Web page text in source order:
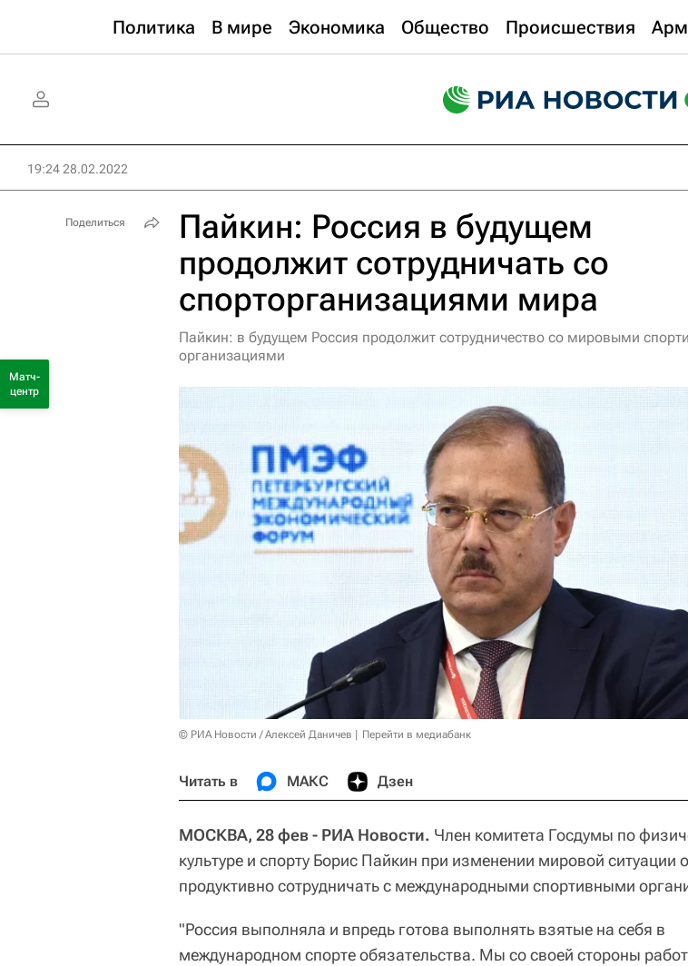
Политика В мире Экономика Общество Происшествия
19:24 28.02.2022
Пайкин: Россия в будущем
продолжит сотрудничать со
спорторганизациями мира
Пайкин: в будущем Россия продолжит сотрудничество со мировыми
организациями
© РИА Новости / Алексей Даничев Перейти в медиабанк
Читать в МАКС Дзен
МОСКВА, 28 фев - РИА Новости. Член комитета Госдумы по
культуре и спорту Борис Пайкин при изменении мировой ситуации
продуктивно сотрудничать с международными спортивными
"Россия выполняла и впредь готова выполнять взятые на себя в
международном спорте обязательства. Мы со своей стороны
Поделиться
Матч-
центр